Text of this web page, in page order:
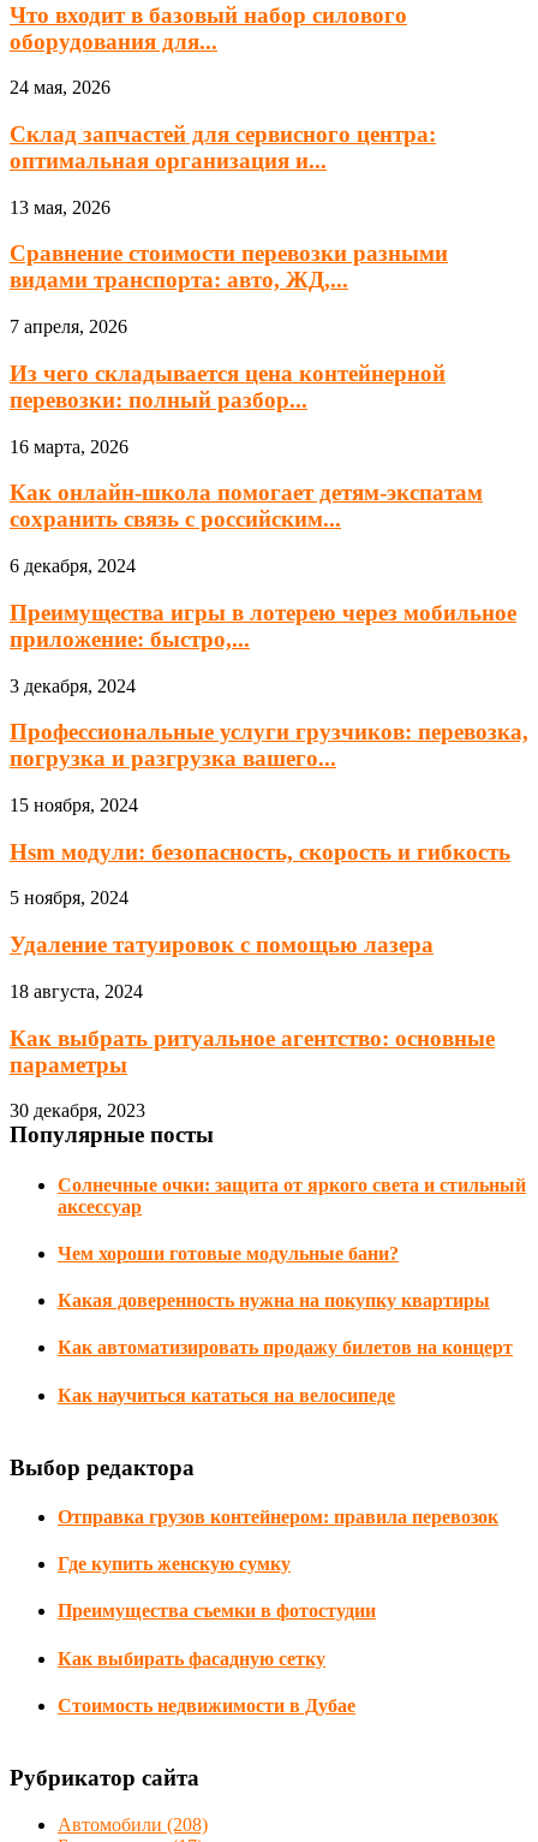
Что входит в базовый набор силового
оборудования для...
24 мая, 2026
Склад запчастей для сервисного центра:
оптимальная организация и...
13 мая, 2026
Сравнение стоимости перевозки разными
видами транспорта: авто, ЖД,...
7 апреля, 2026
Из чего складывается цена контейнерной
перевозки: полный разбор...
16 марта, 2026
Как онлайн-школа помогает детям-экспатам
сохранить связь с российским...
6 декабря, 2024
Преимущества игры в лотерею через мобильное
приложение: быстро,...
3 декабря, 2024
Профессиональные услуги грузчиков: перевозка,
погрузка и разгрузка вашего...
15 ноября, 2024
Hsm модули: безопасность, скорость и гибкость
5 ноября, 2024
Удаление татуировок с помощью лазера
18 августа, 2024
Как выбрать ритуальное агентство: основные
параметры
30 декабря, 2023
Популярные посты
Солнечные очки: защита от яркого света и стильный
аксессуар
Чем хороши готовые модульные бани?
Какая доверенность нужна на покупку квартиры
Как автоматизировать продажу билетов на концерт
Как научиться кататься на велосипеде
Выбор редактора
Отправка грузов контейнером: правила перевозок
Где купить женскую сумку
Преимущества съемки в фотостудии
Как выбирать фасадную сетку
Стоимость недвижимости в Дубае
Рубрикатор сайта
Автомобили (208)